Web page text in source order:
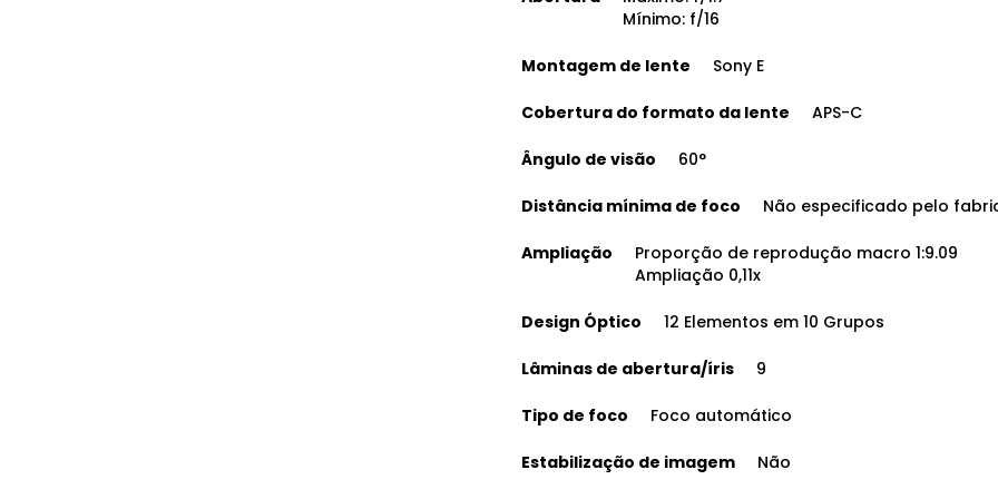
Mínimo: f/16
Montagem de lente Sony E
Cobertura do formato da lente APS-C
Ângulo de visão 60°
Distância mínima de foco Não especificado pelo
Ampliação
Proporção de reprodução macro 1:9.09
Ampliação 0,11x
Design Óptico 12 Elementos em 10 Grupos
Lâminas de abertura/íris 9
Tipo de foco Foco automático
Estabilização de imagem Não